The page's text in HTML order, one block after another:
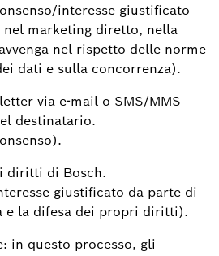
interesse giustificato
nel marketing diretto, nella
nel rispetto delle norme
dati e sulla concorrenza).
via e-mail o SMS/MMS
destinatario.
diritti di Bosch.
giustificato da parte di
e la difesa dei propri diritti).
in questo processo, gli